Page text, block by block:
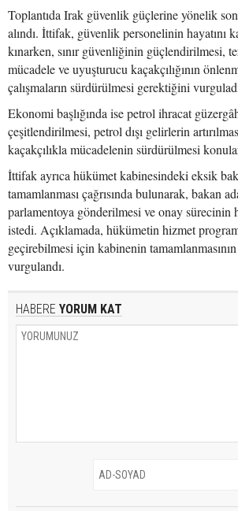
Toplantıda Irak güvenlik güçlerine yönelik son
alındı. İttifak, güvenlik personelinin hayatını
kınarken, sınır güvenliğinin güçlendirilmesi,
mücadele ve uyuşturucu kaçakçılığının
çalışmaların sürdürülmesi gerektiğini
Ekonomi başlığında ise petrol ihracat
çeşitlendirilmesi, petrol dışı gelirlerin
kaçakçılıkla mücadelenin sürdürülmesi
İttifak ayrıca hükümet kabinesindeki eksik
tamamlanması çağrısında bulunarak, bakan
parlamentoya gönderilmesi ve onay sürecinin
istedi. Açıklamada, hükümetin hizmet
geçirebilmesi için kabinenin tamamlanmasının
vurgulandı.
HABERE YORUM KAT